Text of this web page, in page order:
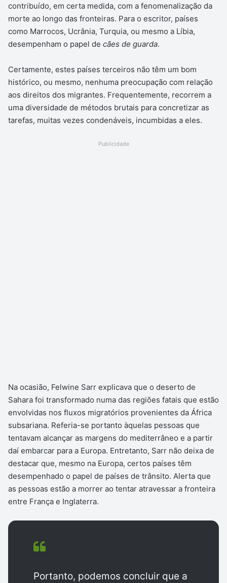
contribuído, em certa medida, com a fenomenalização da
morte ao longo das fronteiras. Para o escritor, países
como Marrocos, Ucrânia, Turquia, ou mesmo a Líbia,
desempenham o papel de cães de guarda.
Certamente, estes países terceiros não têm um bom
histórico, ou mesmo, nenhuma preocupação com relação
aos direitos dos migrantes. Frequentemente, recorrem a
uma diversidade de métodos brutais para concretizar as
tarefas, muitas vezes condenáveis, incumbidas a eles.
Publicidade
Na ocasião, Felwine Sarr explicava que o deserto de
Sahara foi transformado numa das regiões fatais que estão
envolvidas nos fluxos migratórios provenientes da África
subsariana. Referia-se portanto àquelas pessoas que
tentavam alcançar as margens do mediterrâneo e a partir
daí embarcar para a Europa. Entretanto, Sarr não deixa de
destacar que, mesmo na Europa, certos países têm
desempenhado o papel de países de trânsito. Alerta que
as pessoas estão a morrer ao tentar atravessar a fronteira
entre França e Inglaterra.
Portanto, podemos concluir que a